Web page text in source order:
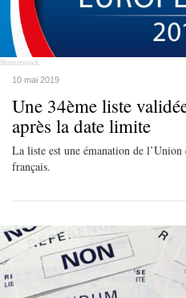
Shutterstock
10 mai 2019
Une 34ème liste
après la date limite
La liste est une émanation de l’Union
français.